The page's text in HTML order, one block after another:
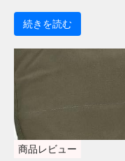
続きを読む
商品レビュー